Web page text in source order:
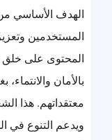
الهدف الأساسي
المستخدمين
المحتوى على خلق
بالأمان
معتقداتهم. هذا
ويدعم التنوع في